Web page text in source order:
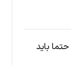
باید